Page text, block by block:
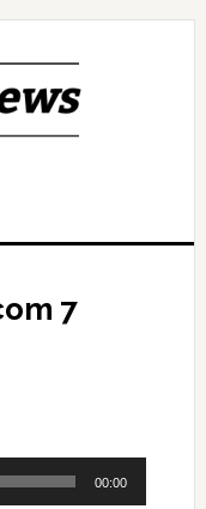
7
00:00